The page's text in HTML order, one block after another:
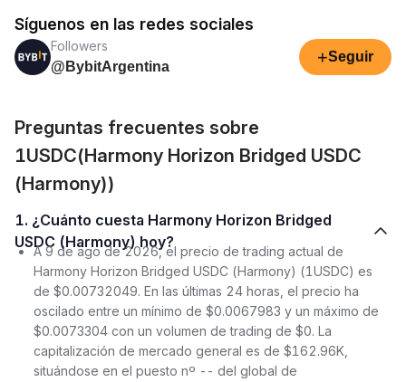
Síguenos en las redes sociales
Followers
@BybitArgentina
+Seguir
Preguntas frecuentes sobre
1USDC(Harmony Horizon Bridged USDC
(Harmony))
1. ¿Cuánto cuesta Harmony Horizon Bridged
USDC (Harmony) hoy?
A 9 de ago de 2026, el precio de trading actual de
Harmony Horizon Bridged USDC (Harmony) (1USDC) es
de $0.00732049. En las últimas 24 horas, el precio ha
oscilado entre un mínimo de $0.0067983 y un máximo de
$0.0073304 con un volumen de trading de $0. La
capitalización de mercado general es de $162.96K,
situándose en el puesto nº -- del global de